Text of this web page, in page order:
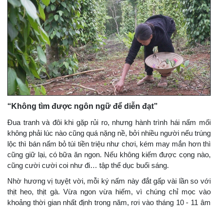
“Không tìm được ngôn ngữ để diễn đạt”
Đua tranh và đôi khi gặp rủi ro, nhưng hành trình hái nấm mối
không phải lúc nào cũng quá nặng nề, bởi nhiều người nếu trúng
lộc thì bán nấm bỏ túi tiền triệu như chơi, kém may mắn hơn thì
cũng giữ lại, có bữa ăn ngon. Nếu không kiếm được cọng nào,
cũng cười cười coi như đi… tập thể dục buổi sáng.
Nhờ hương vị tuyệt vời, mỗi ký nấm này đắt gấp vài lần so với
thịt heo, thịt gà. Vừa ngon vừa hiếm, vì chúng chỉ mọc vào
khoảng thời gian nhất định trong năm, rơi vào tháng 10 - 11 âm